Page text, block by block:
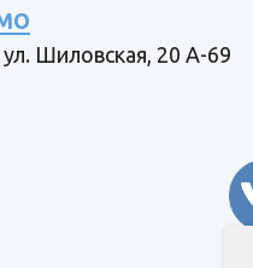
ул. Шиловская, 20 А-69